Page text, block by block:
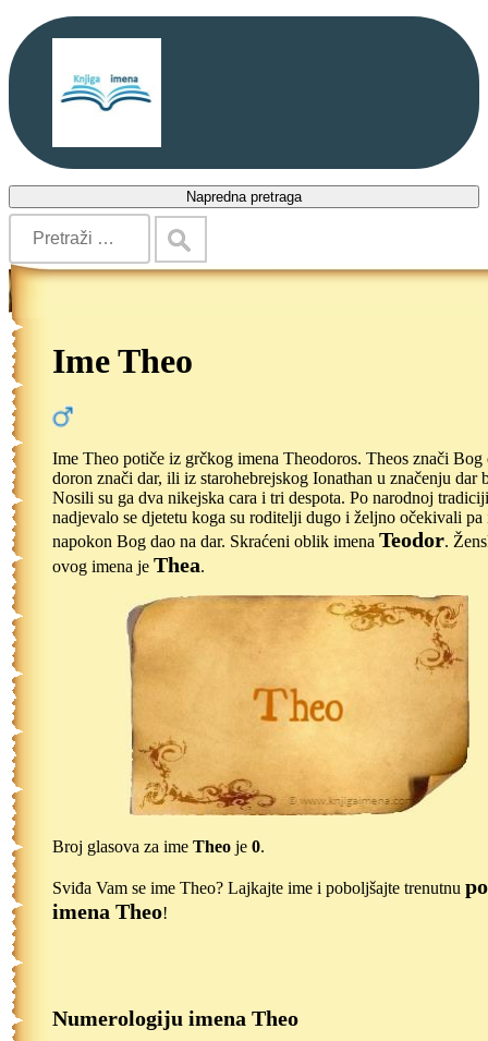
Napredna pretraga
Ime Theo
Ime Theo potiče iz grčkog imena Theodoros. Theos znači Bog
doron znači dar, ili iz starohebrejskog Ionathan u značenju dar
Nosili su ga dva nikejska cara i tri despota. Po narodnoj tradiciji
nadjevalo se djetetu koga su roditelji dugo i željno očekivali pa
napokon Bog dao na dar. Skraćeni oblik imena Teodor.
ovog imena je Thea.
Broj glasova za ime Theo je 0.
Sviđa Vam se ime Theo? Lajkajte ime i poboljšajte trenutnu
imena Theo!
Numerologiju imena Theo